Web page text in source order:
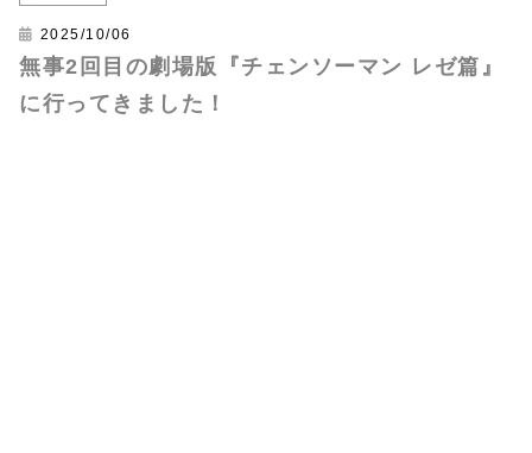
2025/10/06
無事2回目の劇場版『チェンソーマン レゼ篇』
に行ってきました！